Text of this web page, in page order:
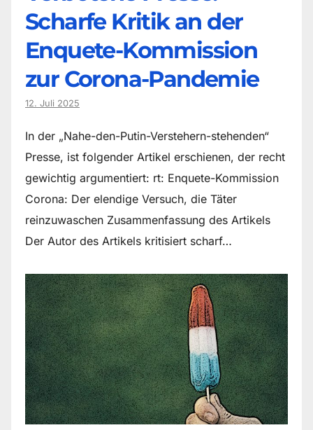
Scharfe Kritik an der
Enquete-Kommission
zur Corona-Pandemie
12. Juli 2025
In der „Nahe-den-Putin-Verstehern-stehenden“
Presse, ist folgender Artikel erschienen, der recht
gewichtig argumentiert: rt: Enquete-Kommission
Corona: Der elendige Versuch, die Täter
reinzuwaschen Zusammenfassung des Artikels
Der Autor des Artikels kritisiert scharf…